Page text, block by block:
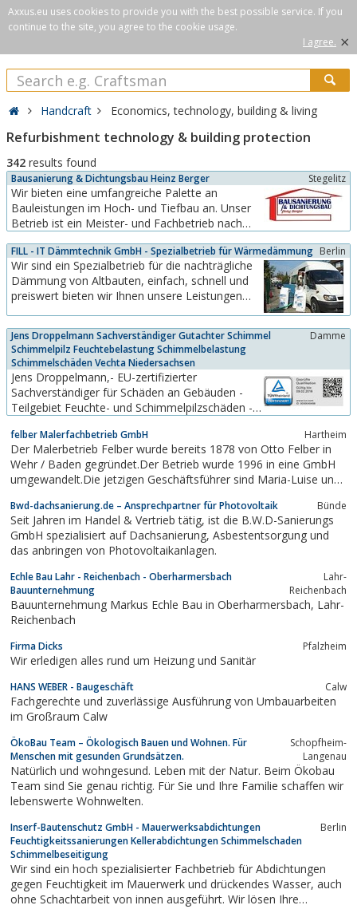
Axxus.eu uses cookies to provide you with the best possible service. If you
continue to the site, you agree to the cookie usage.
I agree. ×
Handcraft Economics, technology, building & living
Refurbishment technology & building protection
342 results found
Bausanierung & Dichtungsbau Heinz Berger Stegelitz
Wir bieten eine umfangreiche Palette an
Bauleistungen im Hoch- und Tiefbau an. Unser
Betrieb ist ein Meister- und Fachbetrieb nach
dafür notwendigen personellen und
gerätetechnischen Voraussetzungen.Die
Schwerpunkte unseres Arrangements liegen in
den Bereichen Bausanierung...
FILL - IT Dämmtechnik GmbH - Spezialbetrieb für Wärmedämmung Berlin
Wir sind ein Spezialbetrieb für die nachträgliche
Dämmung von Altbauten, einfach, schnell und
preiswert bieten wir Ihnen unsere Leistungen
Steinwollflocken oder Zellulose.
Jens Droppelmann Sachverständiger Gutachter Schimmel
Schimmelpilz Feuchtebelastung Schimmelbelastung
Schimmelschäden Vechta Niedersachsen
Damme
Jens Droppelmann,- EU-zertifizierter
Sachverständiger für Schäden an Gebäuden -
Teilgebiet Feuchte- und Schimmelpilzschäden -
Rheinland geprüfte Qualifikation als
Sachverständiger und Gutachter für Feuchte-
und Schimmelpilzbelastungen,öffentlich
bestellter und vereidigter...
felber Malerfachbetrieb GmbH Hartheim
Der Malerbetrieb Felber wurde bereits 1878 von Otto Felber in
Wehr / Baden gegründet.Der Betrieb wurde 1996 in eine GmbH
umgewandelt.Die jetzigen Geschäftsführer sind Maria-Luise und
verlegt.
Bwd-dachsanierung.de – Ansprechpartner für Photovoltaik Bünde
Seit Jahren im Handel & Vertrieb tätig, ist die B.W.D-Sanierungs
GmbH spezialisiert auf Dachsanierung, Asbestentsorgung und
das anbringen von Photovoltaikanlagen.
Echle Bau Lahr - Reichenbach - Oberharmersbach
Bauunternehmung
Lahr-
Reichenbach
Bauunternehmung Markus Echle Bau in Oberharmersbach, Lahr-
Reichenbach
Firma Dicks Pfalzheim
Wir erledigen alles rund um Heizung und Sanitär
HANS WEBER - Baugeschäft Calw
Fachgerechte und zuverlässige Ausführung von Umbauarbeiten
im Großraum Calw
ÖkoBau Team – Ökologisch Bauen und Wohnen. Für
Menschen mit gesunden Grundsätzen.
Schopfheim-
Langenau
Natürlich und wohngesund. Leben mit der Natur. Beim Ökobau
Team sind Sie genau richtig. Für Sie und Ihre Familie schaffen wir
lebenswerte Wohnwelten.
Inserf-Bautenschutz GmbH - Mauerwerksabdichtungen
Feuchtigkeitssanierungen Kellerabdichtungen Schimmelschaden
Schimmelbeseitigung
Berlin
Wir sind ein hoch spezialisierter Fachbetrieb für Abdichtungen
gegen Feuchtigkeit im Mauerwerk und drückendes Wasser, auch
ohne Schachtarbeit von innen ausgeführt. Wir lösen Ihre